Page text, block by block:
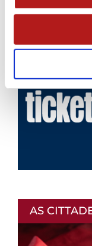
BIGLIETTI
AS